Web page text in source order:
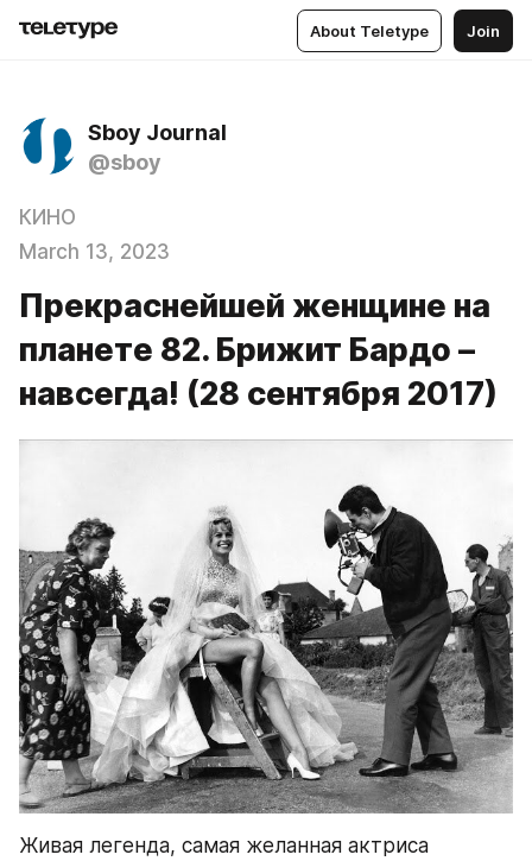
About Teletype Join
Sboy Journal
@sboy
КИНО
March 13, 2023
Прекраснейшей женщине на
планете 82. Брижит Бардо –
навсегда! (28 сентября 2017)
Живая легенда, самая желанная актриса